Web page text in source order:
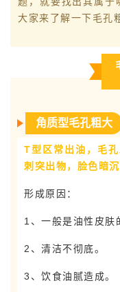
大家来了解一下毛孔
角质型毛孔粗大
T型区常出油，毛
刺突出物，脸色暗沉
形成原因：
1、一般是油性皮肤
2、清洁不彻底。
3、饮食油腻造成。